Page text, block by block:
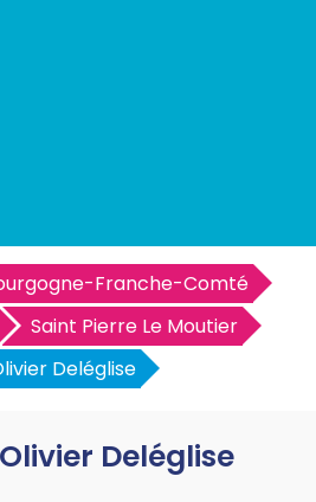
Franche-Comté
Saint Pierre Le Moutier
Deléglise
Deléglise